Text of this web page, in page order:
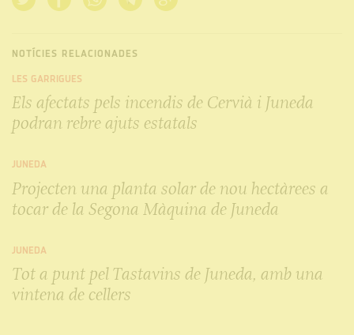
NOTÍCIES RELACIONADES
LES GARRIGUES
Els afectats pels incendis de Cervià i Juneda
podran rebre ajuts estatals
JUNEDA
Projecten una planta solar de nou hectàrees a
tocar de la Segona Màquina de Juneda
JUNEDA
Tot a punt pel Tastavins de Juneda, amb una
vintena de cellers